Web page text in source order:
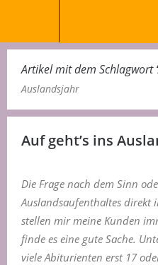
Artikel mit dem Schlagwort‘
Auslandsjahr
Auf geht’s ins
Die Frage nach dem Sinn
Auslandsaufenthaltes direkt
stellen mir meine Kunden
finde es eine gute Sache.
viele Abiturienten erst 17